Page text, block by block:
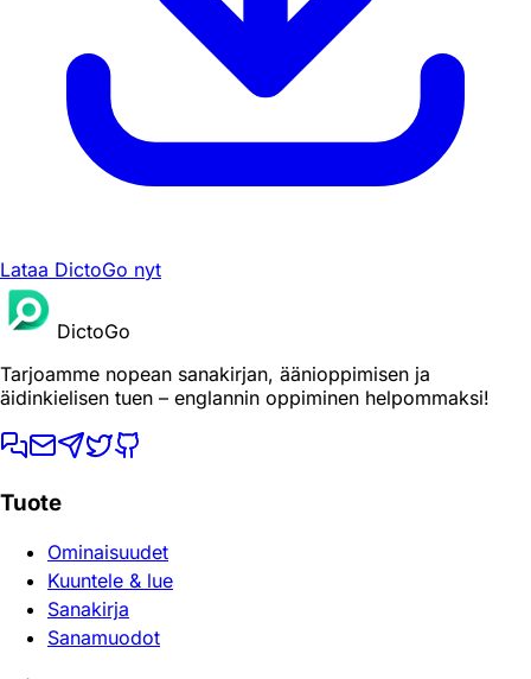
Lataa DictoGo nyt
DictoGo
Tarjoamme nopean sanakirjan, äänioppimisen ja
äidinkielisen tuen – englannin oppiminen helpommaksi!
Tuote
Ominaisuudet
Kuuntele & lue
Sanakirja
Sanamuodot